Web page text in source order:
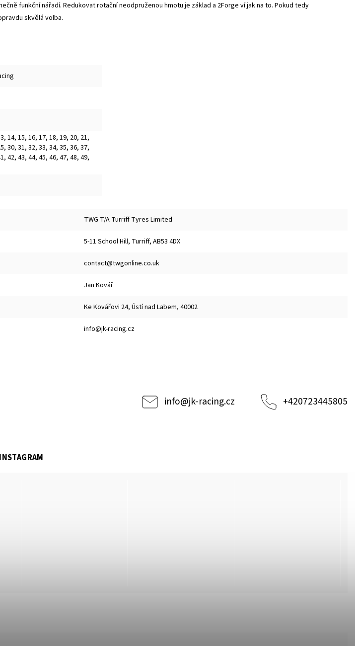
funkční nářadí. Redukovat rotační neodpruženou hmotu je základ a 2Forge ví jak na to. Pokud tedy
skvělá volba.
, 14, 15, 16, 17, 18, 19, 20, 21,
, 30, 31, 32, 33, 34, 35, 36, 37,
, 42, 43, 44, 45, 46, 47, 48, 49,
TWG T/A Turriff Tyres Limited
5-11 School Hill, Turriff, AB53 4DX
contact@twgonline.co.uk
Jan Kovář
Ke Kovářovi 24, Ústí nad Labem, 40002
info@jk-racing.cz
info@jk-racing.cz +420723445805
INSTAGRAM